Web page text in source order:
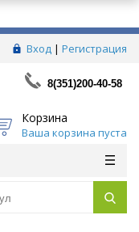
Вход | Регистрация
8(351)200-40-58
Корзина
Ваша корзина пуста